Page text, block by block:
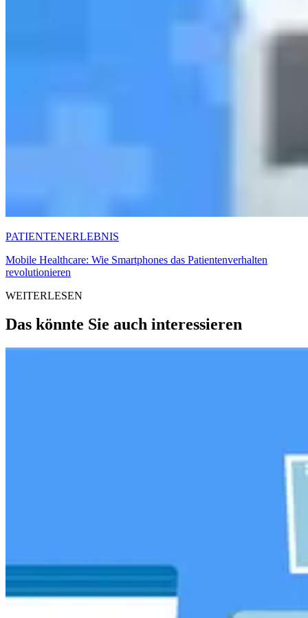
PATIENTENERLEBNIS
Mobile Healthcare: Wie Smartphones das Patientenverhalten
revolutionieren
WEITERLESEN
Das könnte Sie auch interessieren